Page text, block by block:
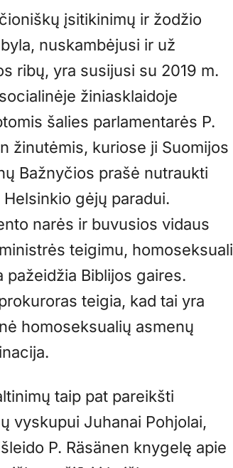
įsitikinimų ir žodžio
nuskambėjusi ir už
ribų, yra susijusi su 2019 m.
žiniasklaidoje
šalies parlamentarės P.
žinutėmis, kuriose ji Suomijos
Bažnyčios prašė nutraukti
Helsinkio gėjų paradui.
narės ir buvusios vidaus
teigimu, homoseksuali
pažeidžia Biblijos gaires.
teigia, kad tai yra
homoseksualių asmenų
taip pat pareikšti
vyskupui Juhanai Pohjolai,
P. Räsänen knygelę apie